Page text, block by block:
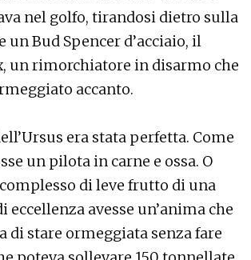
nel golfo, tirandosi dietro sulla
un Bud Spencer d’acciaio, il
un rimorchiatore in disarmo che
accanto.
era stata perfetta. Come
un pilota in carne e ossa. O
di leve frutto di una
eccellenza avesse un’anima che
di stare ormeggiata senza fare